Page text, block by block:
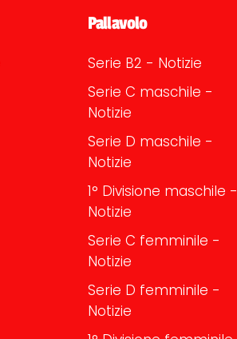
Pallavolo
Serie B2 - Notizie
Serie C maschile -
Notizie
Serie D maschile -
Notizie
1° Divisione maschile -
Notizie
Serie C femminile -
Notizie
Serie D femminile -
Notizie